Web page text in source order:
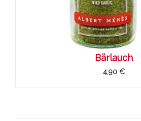
Bärlauch
4,90 €